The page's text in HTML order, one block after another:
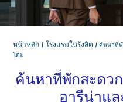
หน้าหลัก โรงแรมในรังสิต
ค้นหาที่พั
โดม
ค้นหาที่พักสะดว
อารีน่าแ